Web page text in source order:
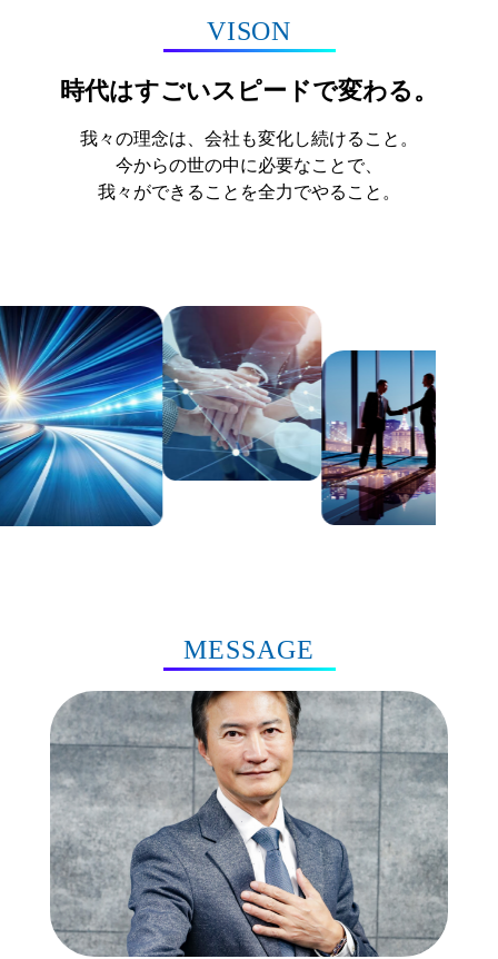
VISON
時代はすごいスピードで変わる。
我々の理念は、会社も変化し続けること。
今からの世の中に必要なことで、
我々ができることを全力でやること。
MESSAGE